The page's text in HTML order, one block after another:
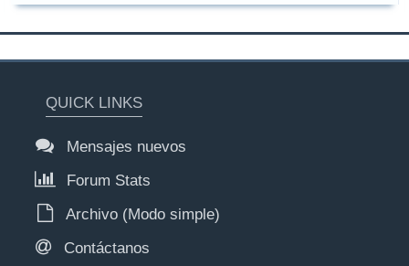
QUICK LINKS
Mensajes nuevos
Forum Stats
Archivo (Modo simple)
Contáctanos